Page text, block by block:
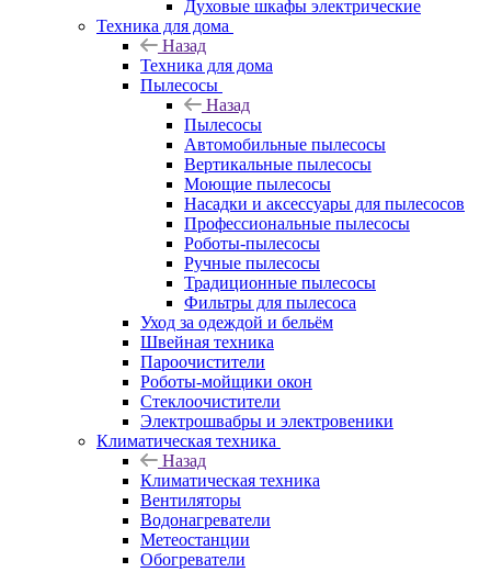
Духовые шкафы электрические
Техника для дома
Назад
Техника для дома
Пылесосы
Назад
Пылесосы
Автомобильные пылесосы
Вертикальные пылесосы
Моющие пылесосы
Насадки и аксессуары для пылесосов
Профессиональные пылесосы
Роботы-пылесосы
Ручные пылесосы
Традиционные пылесосы
Фильтры для пылесоса
Уход за одеждой и бельём
Швейная техника
Пароочистители
Роботы-мойщики окон
Стеклоочистители
Электрошвабры и электровеники
Климатическая техника
Назад
Климатическая техника
Вентиляторы
Водонагреватели
Метеостанции
Обогреватели